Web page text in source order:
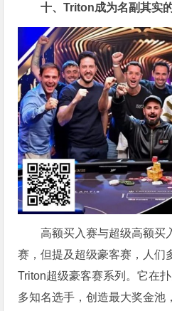
十、Triton成为名副其实
高额买入赛与超级高额买
赛，但提及超级豪客赛，人们
Triton超级豪客赛系列。它在
多知名选手，创造最大奖金池